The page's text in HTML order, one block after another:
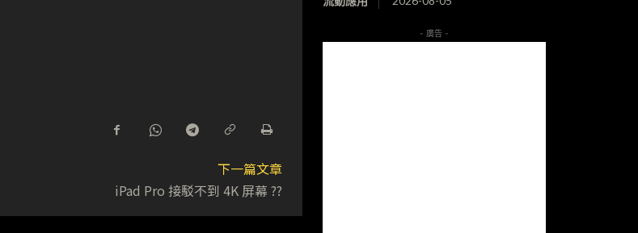
下一篇文章
iPad Pro 接駁不到 4K 屏幕 ??
- 廣告 -